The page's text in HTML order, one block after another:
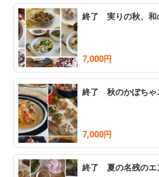
田園都市線用賀駅よりバス10分
終了 実りの秋、和
7,000円
終了 秋のかぼちゃ
7,000円
終了 夏の名残のエ